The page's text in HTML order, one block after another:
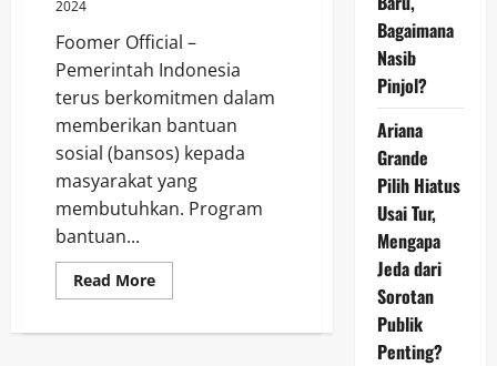
2024
Foomer Official –
Pemerintah Indonesia
terus berkomitmen dalam
memberikan bantuan
sosial (bansos) kepada
masyarakat yang
membutuhkan. Program
bantuan...
Read MoreRead
more
Mudah
Bagaimana
Nasib
Pinjol?
Ariana
Grande
Pilih Hiatus
Usai Tur,
Mengapa
Jeda dari
Sorotan
Publik
Penting?